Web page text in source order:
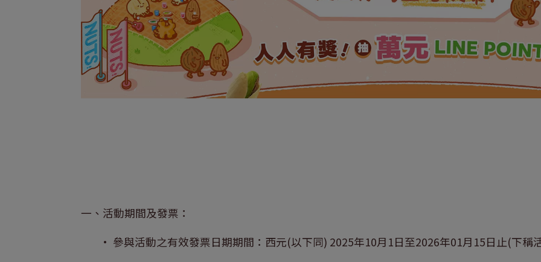
一、活動期間及發票：
• 參與活動之有效發票日期期間：西元(以下同) 2025年10月1日至2026年01月15日止(下稱